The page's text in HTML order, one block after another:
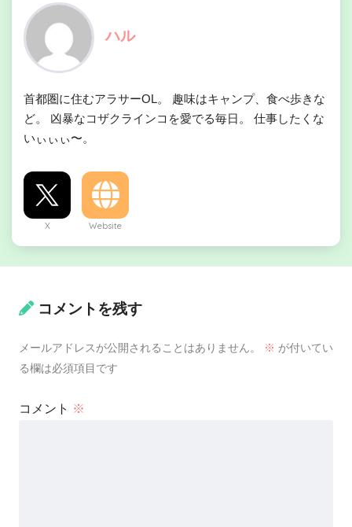
ハル
首都圏に住むアラサーOL。 趣味はキャンプ、食べ歩きな
ど。 凶暴なコザクラインコを愛でる毎日。 仕事したくな
いぃぃぃ〜。
X Website
コメントを残す
メールアドレスが公開されることはありません。 ※ が付いてい
る欄は必須項目です
コメント ※